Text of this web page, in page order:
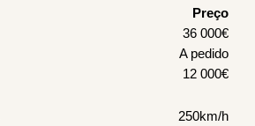
Preço
36 000€
A pedido
12 000€
250km/h